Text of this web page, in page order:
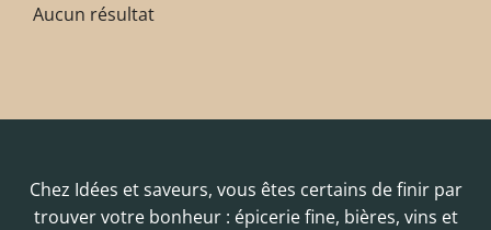
Aucun résultat
Chez Idées et saveurs, vous êtes certains de finir par
trouver votre bonheur : épicerie fine, bières, vins et